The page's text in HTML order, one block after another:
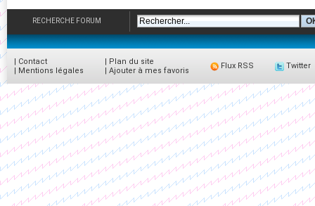
RECHERCHE FORUM
| Contact
| Mentions légales
| Plan du site
| Ajouter à mes favoris
Flux RSS Twitter